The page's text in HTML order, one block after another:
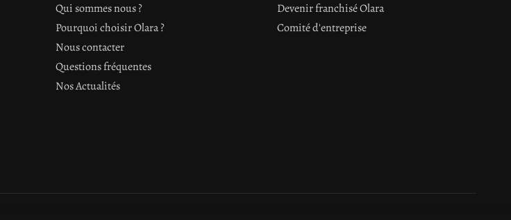
Qui sommes nous ?
Pourquoi choisir Olara ?
Nous contacter
Questions fréquentes
Nos Actualités
Devenir franchisé Olara
Comité d'entreprise